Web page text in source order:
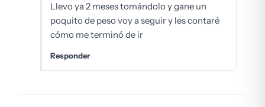
Llevo ya 2 meses tomándolo y gane un
poquito de peso voy a seguir y les contaré
cómo me terminó de ir
Responder